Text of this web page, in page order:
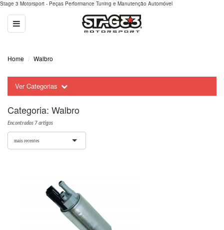
Stage 3 Motorsport - Peças Performance Tuning e Manutenção Automóvel
Toggle
navigation
Home Walbro
Ver Categorias
Categoria: Walbro
Encontrados 7 artigos
mais recentes